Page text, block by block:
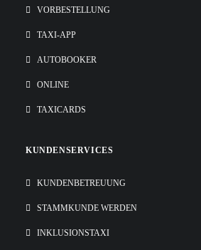
VORBESTELLUNG
TAXI-APP
AUTOBOOKER
ONLINE
TAXICARDS
KUNDENSERVICES
KUNDENBETREUUNG
STAMMKUNDE WERDEN
INKLUSIONSTAXI